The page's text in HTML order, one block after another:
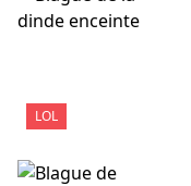
LOL